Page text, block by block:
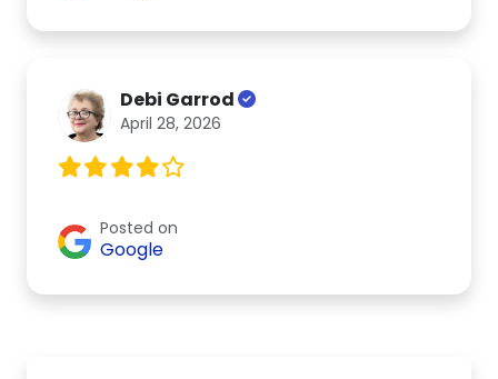
Debi Garrod
April 28, 2026
Posted on
Google